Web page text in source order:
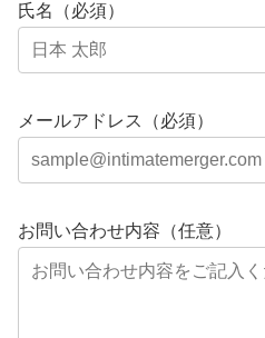
氏名（必須）
メールアドレス（必須）
お問い合わせ内容（任意）